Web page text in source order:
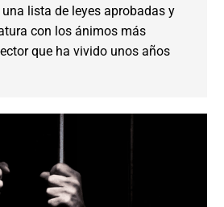
lista de leyes aprobadas y
con los ánimos más
que ha vivido unos años